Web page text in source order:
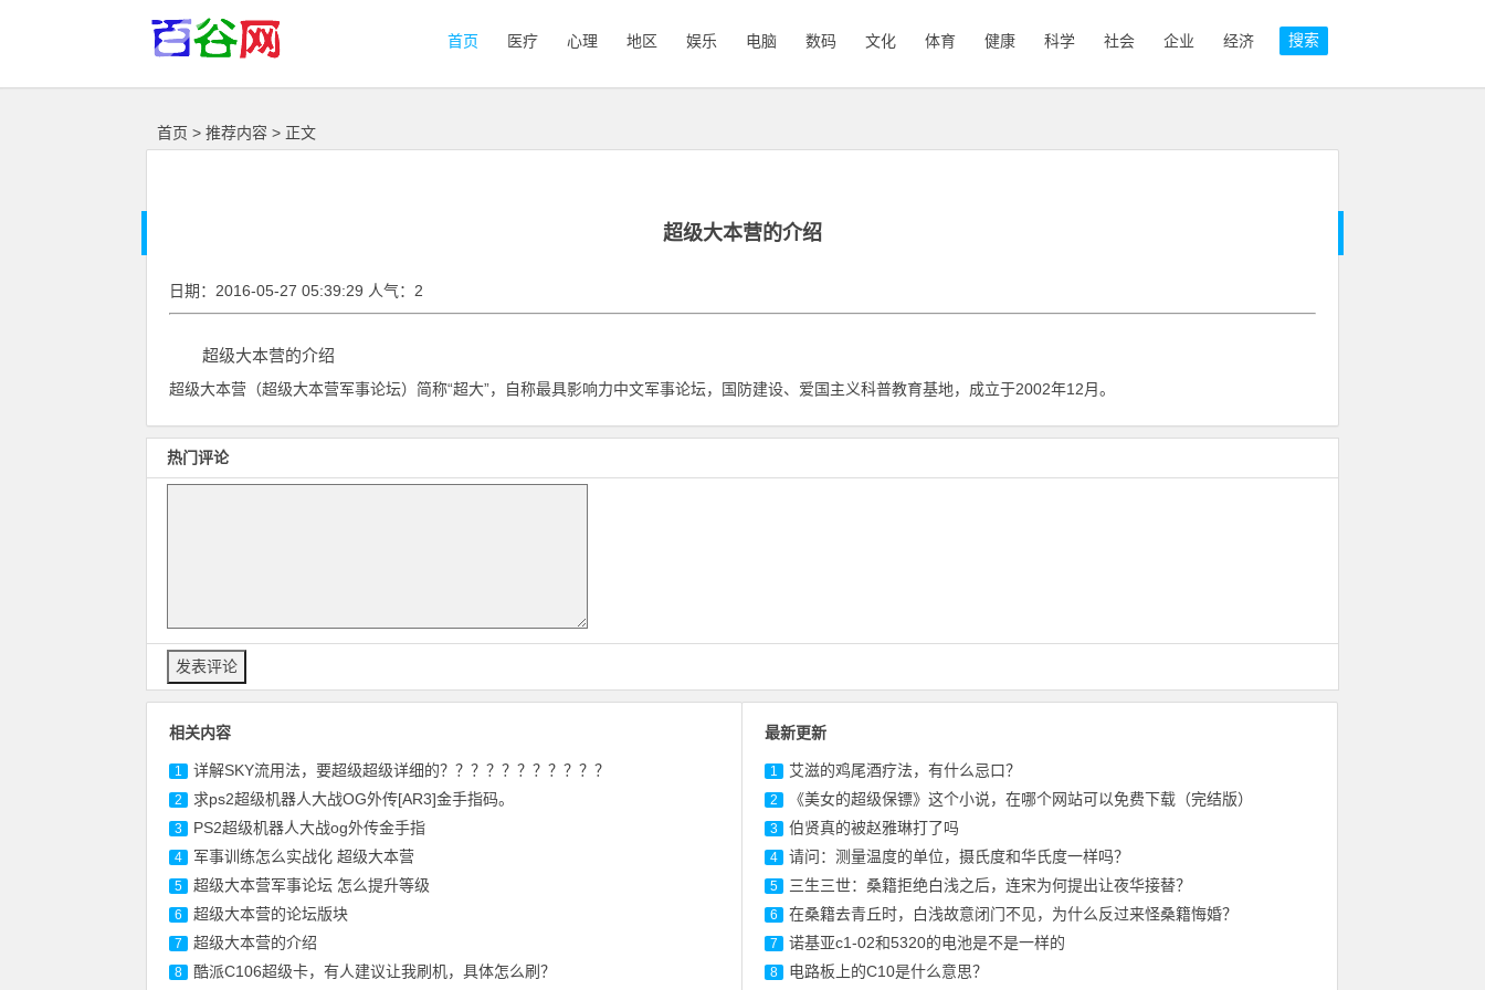
搜索
首页 医疗 心理 地区 娱乐 电脑 数码 文化 体育 健康 科学 社会 企业 经济
首页 > 推荐内容 > 正文
超级大本营的介绍
日期：2016-05-27 05:39:29 人气：2
超级大本营的介绍
超级大本营（超级大本营军事论坛）简称“超大”，自称最具影响力中文军事论坛，国防建设、爱国主义科普教育基地，成立于2002年12月。
热门评论
相关内容
1 详解SKY流用法，要超级超级详细的？？？？？？？？？？？
2 求ps2超级机器人大战OG外传[AR3]金手指码。
3 PS2超级机器人大战og外传金手指
4 军事训练怎么实战化 超级大本营
5 超级大本营军事论坛 怎么提升等级
6 超级大本营的论坛版块
7 超级大本营的介绍
8 酷派C106超级卡，有人建议让我刷机，具体怎么刷？
最新更新
1 艾滋的鸡尾酒疗法，有什么忌口？
2 《美女的超级保镖》这个小说，在哪个网站可以免费下载（完结版）
3 伯贤真的被赵雅琳打了吗
4 请问：测量温度的单位，摄氏度和华氏度一样吗？
5 三生三世：桑籍拒绝白浅之后，连宋为何提出让夜华接替？
6 在桑籍去青丘时，白浅故意闭门不见，为什么反过来怪桑籍悔婚？
7 诺基亚c1-02和5320的电池是不是一样的
8 电路板上的C10是什么意思？